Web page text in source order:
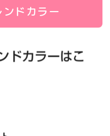
ドカラー